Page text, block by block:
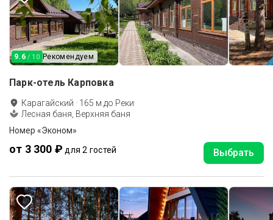
9.6 / 10 Рекомендуем
Парк-отель Карповка
Карагайский · 165 м до Реки
Лесная баня, Верхняя баня
Номер «Эконом»
от 3 300 ₽ для 2 гостей Выбрать